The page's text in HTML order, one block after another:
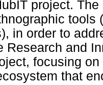
project.
tools
in order to
Research and
focusing
that